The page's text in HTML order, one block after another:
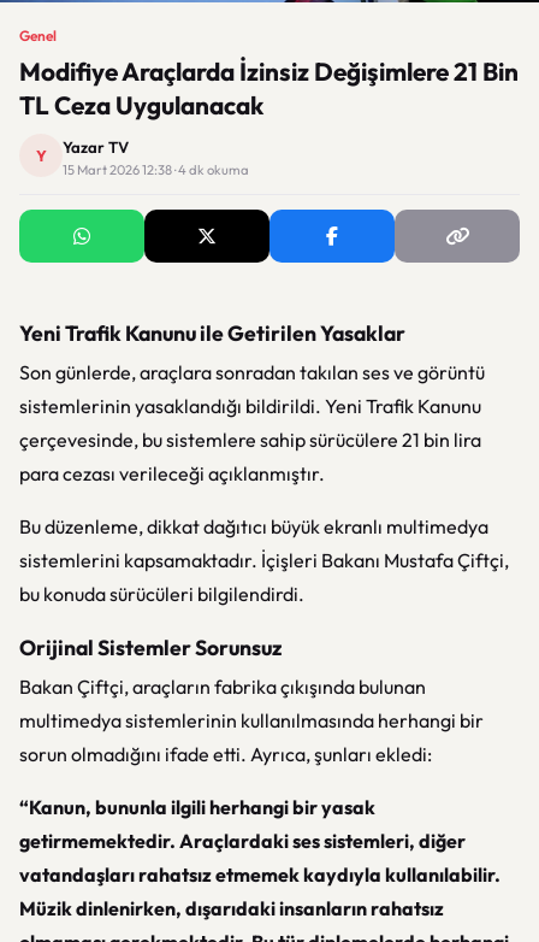
Genel
Modifiye Araçlarda İzinsiz Değişimlere 21 Bin
TL Ceza Uygulanacak
Y Yazar TV
15 Mart 2026 12:38 · 4 dk okuma
Yeni Trafik Kanunu ile Getirilen Yasaklar
Son günlerde, araçlara sonradan takılan ses ve görüntü
sistemlerinin yasaklandığı bildirildi. Yeni Trafik Kanunu
çerçevesinde, bu sistemlere sahip sürücülere 21 bin lira
para cezası verileceği açıklanmıştır.
Bu düzenleme, dikkat dağıtıcı büyük ekranlı multimedya
sistemlerini kapsamaktadır. İçişleri Bakanı Mustafa Çiftçi,
bu konuda sürücüleri bilgilendirdi.
Orijinal Sistemler Sorunsuz
Bakan Çiftçi, araçların fabrika çıkışında bulunan
multimedya sistemlerinin kullanılmasında herhangi bir
sorun olmadığını ifade etti. Ayrıca, şunları ekledi:
“Kanun, bununla ilgili herhangi bir yasak
getirmemektedir. Araçlardaki ses sistemleri, diğer
vatandaşları rahatsız etmemek kaydıyla kullanılabilir.
Müzik dinlenirken, dışarıdaki insanların rahatsız